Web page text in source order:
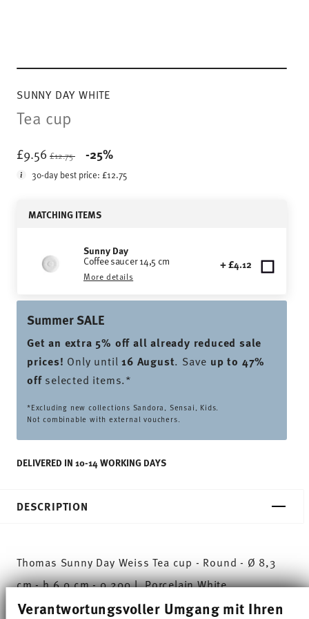
Verantwortungsvoller Umgang mit Ihren
SUNNY DAY WHITE
Tea cup
£9.56 Price reduced from
£12.75 -25%
30-day best price:£12.75
MATCHING ITEMS
Sunny Day
Coffee saucer 14,5 cm
More details
+ £4.12
Summer SALE
Get an extra 5% off all already reduced sale
prices! Only until16 August. Save up to 47%
offselected items.*
*Excluding new collections Sandora, Sensai, Kids.
Not combinable with external vouchers.
DELIVERED IN 10-14 WORKING DAYS
DESCRIPTION
Thomas Sunny Day Weiss Tea cup - Round - Ø 8,3
cm - h 6,0 cm - 0,200 l, Porcelain White